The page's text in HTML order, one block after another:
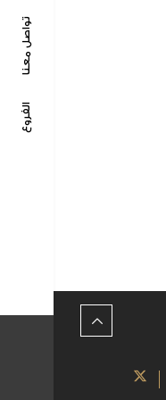
تواصل معنا
الفروع